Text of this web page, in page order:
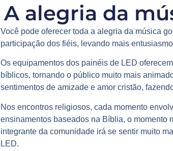
A alegria da
Você pode oferecer toda a alegria da música
participação dos fiéis, levando mais
Os equipamentos dos painéis de LED
bíblicos, tornando o público muito mais
sentimentos de amizade e amor cristão,
Nos encontros religiosos, cada momento
ensinamentos baseados na Bíblia, o momento
integrante da comunidade irá se sentir muito
LED.